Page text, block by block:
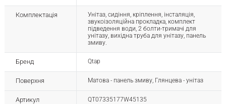
Комплектація
Унітаз, сидіння, кріплення, інсталяція,
звукоізоляційна прокладка, комплект
підведення води, 2 болти-тримачі для
унітазу, вихідна труба для унітазу, панель
змиву.
Бренд Qtap
Поверхня Матова - панель змиву, Глянцева - унітаз
Артикул QT07335177W45135